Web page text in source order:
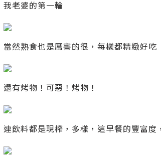
我老婆的第一輪
當然熟食也是厲害的很，每樣都精緻好吃
還有烤物！可惡！烤物！
連飲料都是現榨，多樣，這早餐的豐富